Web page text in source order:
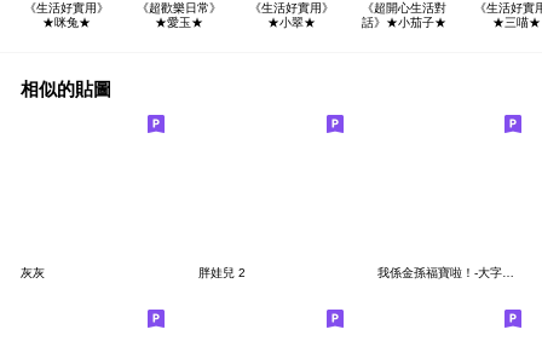
《生活好實用》
★咪兔★
《超歡樂日常》
★愛玉★
《生活好實用》
★小翠★
《超開心生活對
話》★小茄子★
《生活好實
★三喵★
相似的貼圖
灰灰 胖娃兒 2 我係金孫福寶啦！-大字俱樂部